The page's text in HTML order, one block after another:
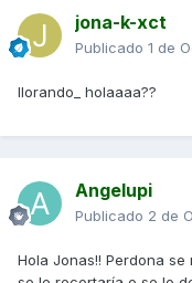
jona-k-xct
Publicado 1 de
llorando_ holaaaa??
Angelupi
Publicado 2 de
Hola Jonas!! Perdona